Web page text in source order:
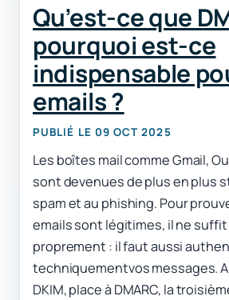
Qu’est-ce que
pourquoi est-ce
indispensable
emails ?
PUBLIÉ LE 09 OCT 2025
Les boîtes mail comme Gmail,
sont devenues de plus en plus
spam et au phishing. Pour
emails sont légitimes, il ne suffit
proprement : il faut aussi
techniquementvos messages.
DKIM, place à DMARC, la